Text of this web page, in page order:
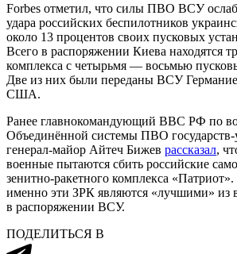
Forbes отметил, что силы ПВО ВСУ
удара российских беспилотников
около 13 процентов своих пусковых
Всего в распоряжении Киева находятся
комплекса с четырьмя — восьмью
Две из них были переданы ВСУ
США.
Ранее главнокомандующий ВВС РФ по
Объединённой системы ПВО
генерал-майор Айтеч Бижев рассказал,
военные пытаются сбить российские
зенитно-ракетного комплекса
именно эти ЗРК являются «лучшими» из
в распоряжении ВСУ.
ПОДЕЛИТЬСЯ В